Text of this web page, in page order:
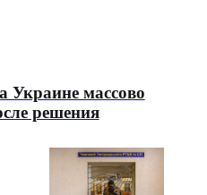
массово
решения